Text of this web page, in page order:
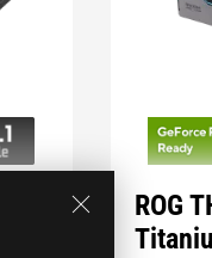
ROG